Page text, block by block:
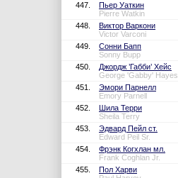
447.
Пьер Уаткин
Pierre Watkin
448.
Виктор Варкони
Victor Varconi
449.
Сонни Бапп
Sonny Bupp
450.
Джордж ’Габби’ Хейс
George 'Gabby' Hayes
451.
Эмори Парнелл
Emory Parnell
452.
Шила Терри
Sheila Terry
453.
Эдвард Пейл ст.
Edward Peil Sr.
454.
Фрэнк Когхлан мл.
Frank Coghlan Jr.
455.
Пол Харви